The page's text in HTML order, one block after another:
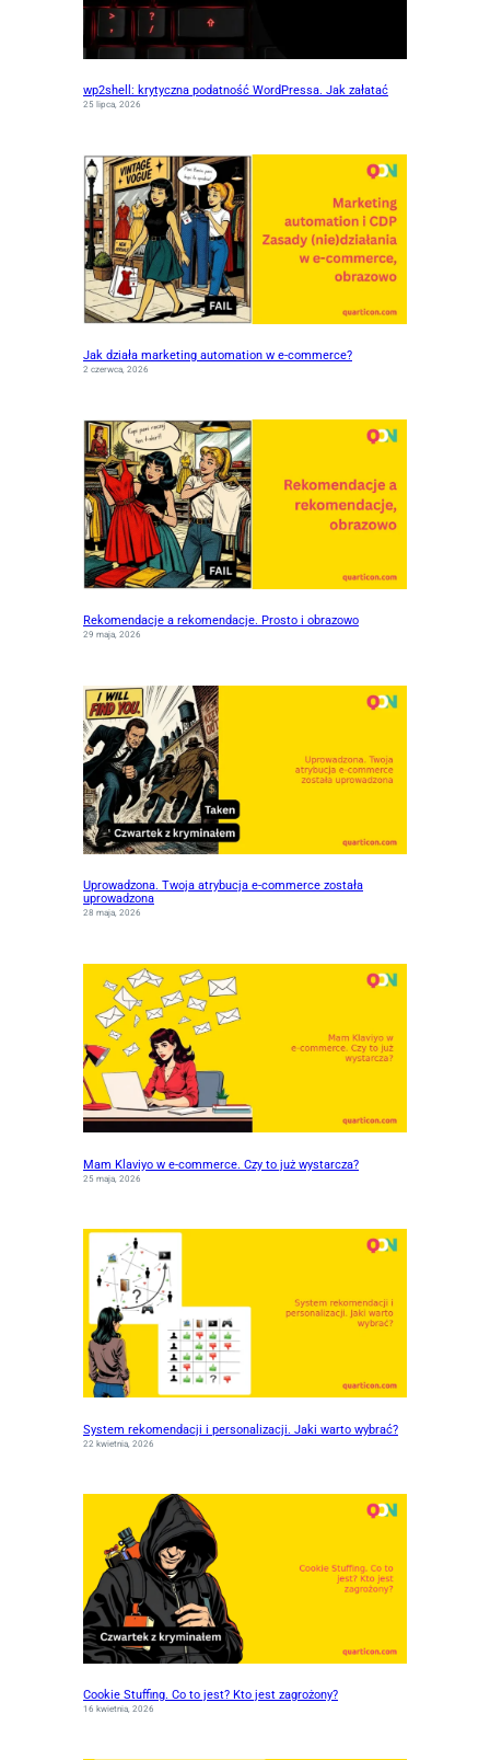
wp2shell: krytyczna podatność WordPressa. Jak załatać
25 lipca, 2026
Jak działa marketing automation w e-commerce?
2 czerwca, 2026
Rekomendacje a rekomendacje. Prosto i obrazowo
29 maja, 2026
Uprowadzona. Twoja atrybucja e-commerce została
uprowadzona
28 maja, 2026
Mam Klaviyo w e-commerce. Czy to już wystarcza?
25 maja, 2026
System rekomendacji i personalizacji. Jaki warto wybrać?
22 kwietnia, 2026
Cookie Stuffing. Co to jest? Kto jest zagrożony?
16 kwietnia, 2026